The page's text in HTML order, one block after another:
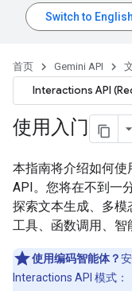
首页 Gemini API
Interactions API
使用入门
本指南将介绍如何使
API。您将在不到一
探索文本生成、多模
工具、函数调用、智
使用编码智能体？
Interactions API 模式：